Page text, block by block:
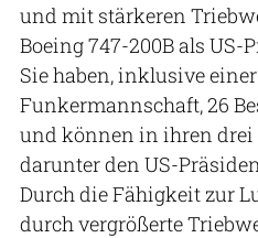
und mit stärkeren
Boeing 747-200B als US-
Sie haben, inklusive
Funkermannschaft, 26
und können in ihren drei
darunter den US-
Durch die Fähigkeit zur
durch vergrößerte